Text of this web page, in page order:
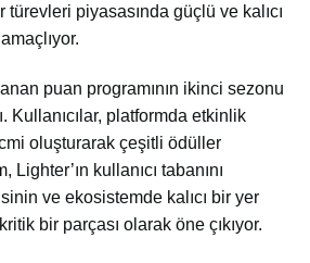
piyasasında güçlü ve kalıcı
puan programının ikinci sezonu
Kullanıcılar, platformda etkinlik
oluşturarak çeşitli ödüller
Lighter’ın kullanıcı tabanını
ve ekosistemde kalıcı bir yer
bir parçası olarak öne çıkıyor.